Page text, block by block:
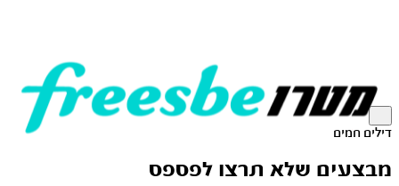
דילים חמים
מבצעים שלא תרצו לפספס